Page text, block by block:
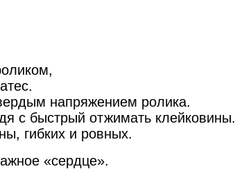
напряжением ролика.
с быстрый отжимать клейковины.
гибких и ровных.
«сердце».